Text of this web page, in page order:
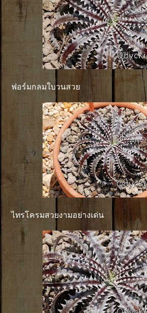
ฟอร์มกลมใบวนสวย
ไทรโครมสวยงามอย่างเด่น